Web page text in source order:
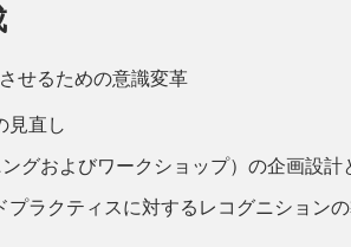
せるための意識変革
見直し
グおよびワークショップ）の企画設計
ラクティスに対するレコグニション